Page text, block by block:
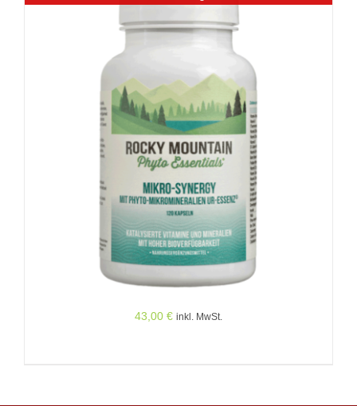
43,00 € inkl. MwSt.